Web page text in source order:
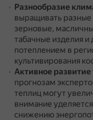
Разнообразие
выращивать разные
зерновые,
табачные изделия и
потеплением в
культивирования
Активное развитие
прогнозам
теплиц могут
внимание
снижению